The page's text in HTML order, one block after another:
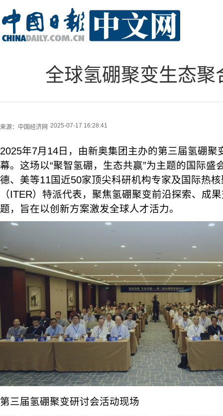
全球氢硼聚变生态
来源： 中国经济网 2025-07-17 16:28:41
2025年7月14日，由新奥集团主办的第三届氢硼聚
幕。这场以“聚智氢硼，生态共赢”为主题的国际盛
德、美等11国近50家顶尖科研机构专家及国际热
（ITER）特派代表，聚焦氢硼聚变前沿探索、成
题，旨在以创新方案激发全球人才活力。
第三届氢硼聚变研讨会活动现场